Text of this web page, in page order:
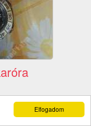
Elfogadom